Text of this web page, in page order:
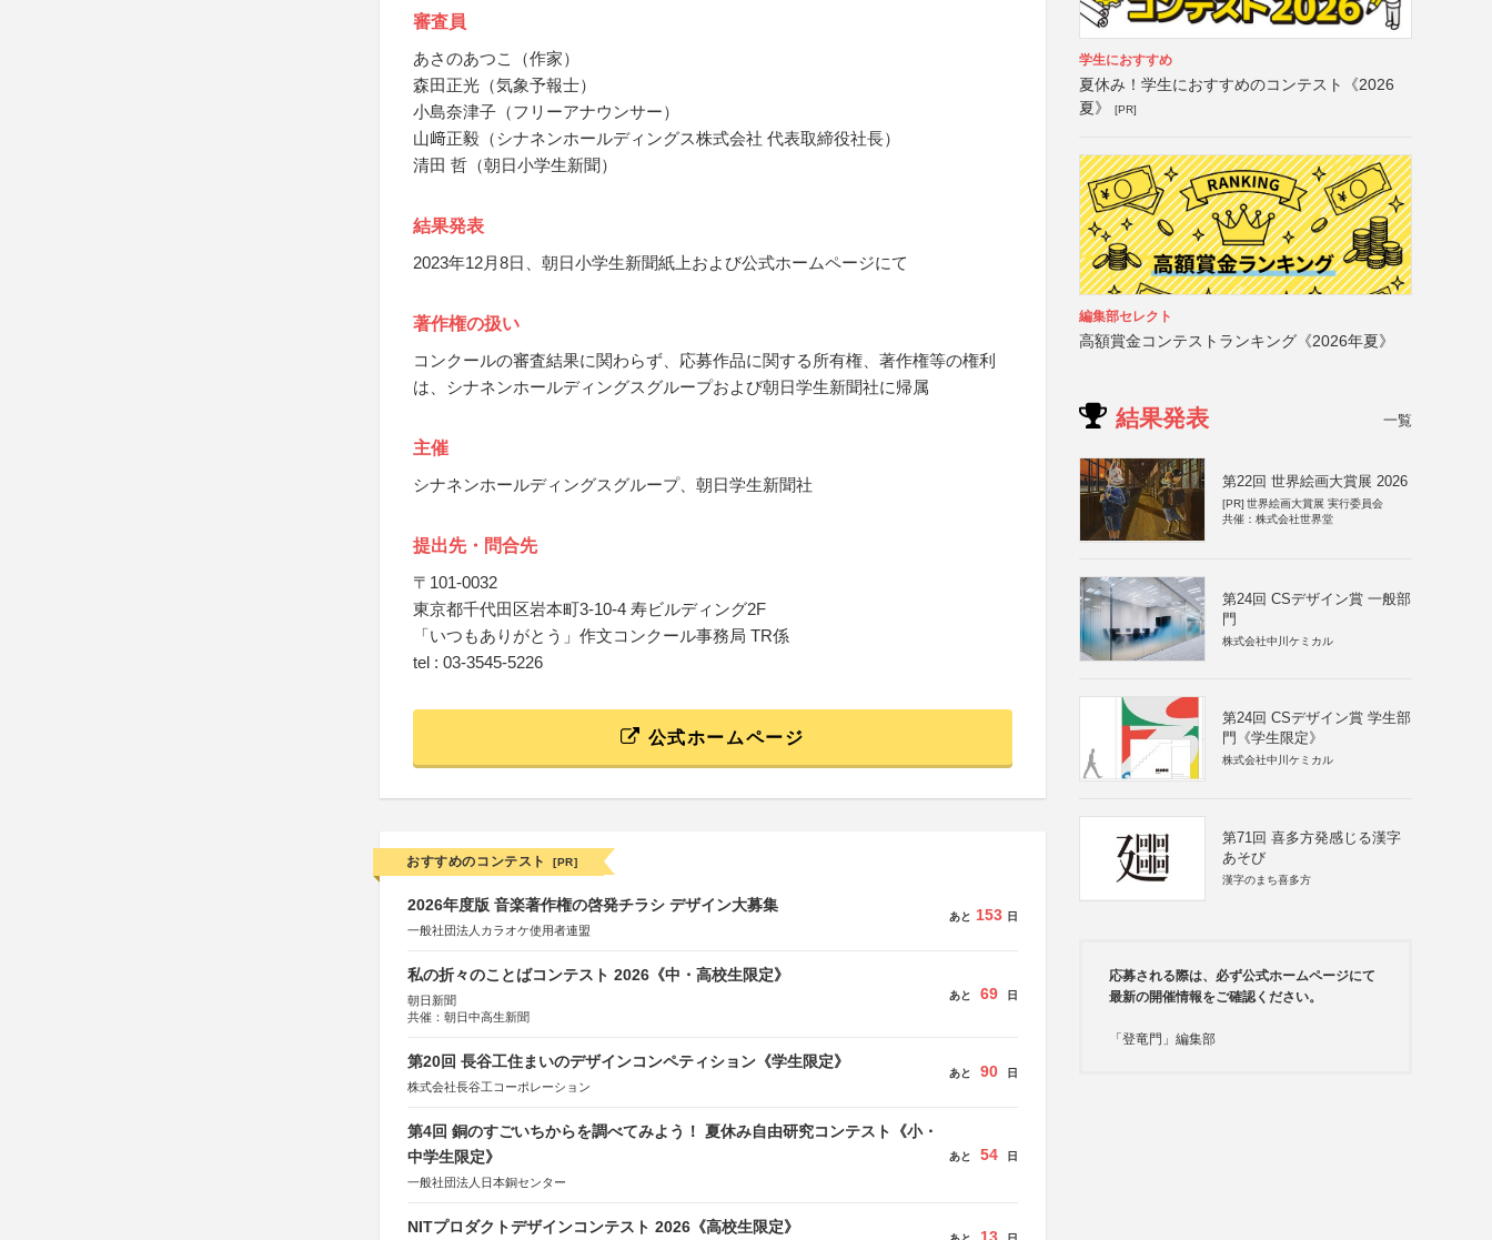
審査員
あさのあつこ（作家）
森田正光（気象予報士）
小島奈津子（フリーアナウンサー）
山﨑正毅（シナネンホールディングス株式会社 代表取締役社長）
清田 哲（朝日小学生新聞）
結果発表
2023年12月8日、朝日小学生新聞紙上および公式ホームページにて
著作権の扱い
コンクールの審査結果に関わらず、応募作品に関する所有権、著作権等の権利
は、シナネンホールディングスグループおよび朝日学生新聞社に帰属
主催
シナネンホールディングスグループ、朝日学生新聞社
提出先・問合先
〒101-0032
東京都千代田区岩本町3-10-4 寿ビルディング2F
「いつもありがとう」作文コンクール事務局 TR係
tel : 03-3545-5226
公式ホームページ
おすすめのコンテスト [PR]
2026年度版 音楽著作権の啓発チラシ デザイン大募集
一般社団法人カラオケ使用者連盟
あと 153 日
私の折々のことばコンテスト 2026《中・高校生限定》
朝日新聞
共催：朝日中高生新聞
あと 69 日
第20回 長谷工住まいのデザインコンペティション《学生限定》
株式会社長谷工コーポレーション
あと 90 日
第4回 銅のすごいちからを調べてみよう！ 夏休み自由研究コンテスト《小・
中学生限定》
一般社団法人日本銅センター
あと 54 日
NITプロダクトデザインコンテスト 2026《高校生限定》
学生におすすめ
夏休み！学生におすすめのコンテスト《2026
夏》
[PR]
編集部セレクト
高額賞金コンテストランキング《2026年夏》
結果発表 一覧
第22回 世界絵画大賞展 2026
[PR] 世界絵画大賞展 実行委員会
共催：株式会社世界堂
第24回 CSデザイン賞 一般部
門
株式会社中川ケミカル
第24回 CSデザイン賞 学生部
門《学生限定》
株式会社中川ケミカル
第71回 喜多方発感じる漢字
あそび
漢字のまち喜多方
応募される際は、必ず公式ホームページにて
最新の開催情報をご確認ください。
「登竜門」編集部